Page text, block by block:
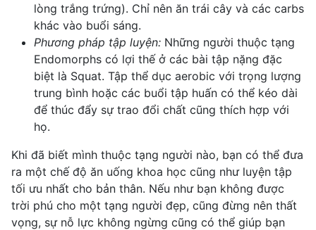
lòng trắng trứng). Chỉ nên ăn trái cây và các carbs
khác vào buổi sáng.
Phương pháp tập luyện: Những người thuộc tạng
Endomorphs có lợi thế ở các bài tập nặng đặc
biệt là Squat. Tập thể dục aerobic với trọng lượng
trung bình hoặc các buổi tập huấn có thể kéo dài
để thúc đẩy sự trao đổi chất cũng thích hợp với
họ.
Khi đã biết mình thuộc tạng người nào, bạn có thể đưa
ra một chế độ ăn uống khoa học cũng như luyện tập
tối ưu nhất cho bản thân. Nếu như bạn không được
trời phú cho một tạng người đẹp, cũng đừng nên thất
vọng, sự nỗ lực không ngừng cũng có thể giúp bạn